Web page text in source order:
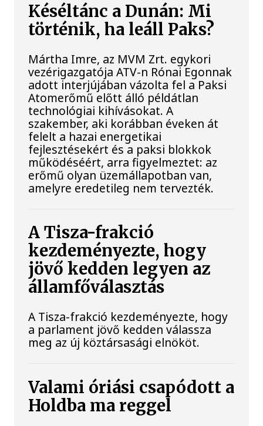
Késéltánc a Dunán: Mi
történik, ha leáll Paks?
Mártha Imre, az MVM Zrt. egykori
vezérigazgatója ATV-n Rónai Egonnak
adott interjújában vázolta fel a Paksi
Atomerőmű előtt álló példátlan
technológiai kihívásokat. A
szakember, aki korábban éveken át
felelt a hazai energetikai
fejlesztésekért és a paksi blokkok
működéséért, arra figyelmeztet: az
erőmű olyan üzemállapotban van,
amelyre eredetileg nem tervezték.
A Tisza-frakció
kezdeményezte, hogy
jövő kedden legyen az
államfőválasztás
A Tisza-frakció kezdeményezte, hogy
a parlament jövő kedden válassza
meg az új köztársasági elnököt.
Valami óriási csapódott a
Holdba ma reggel